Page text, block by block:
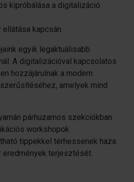
kipróbálása a digitalizáció
kapcsán.
egyik legaktuálisabb
A digitalizációval kapcsolatos
hozzájárulnak a modern
amelyek mind
párhuzamos szekciókban
workshopok
tippekkel térhessenek haza
eredmények terjesztését.